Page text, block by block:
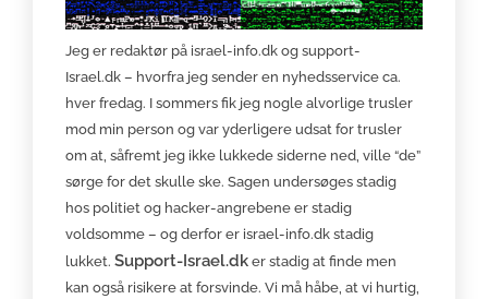
Jeg er redaktør på israel-info.dk og support-
Israel.dk – hvorfra jeg sender en nyhedsservice ca.
hver fredag. I sommers fik jeg nogle alvorlige trusler
mod min person og var yderligere udsat for trusler
om at, såfremt jeg ikke lukkede siderne ned, ville “de”
sørge for det skulle ske. Sagen undersøges stadig
hos politiet og hacker-angrebene er stadig
voldsomme – og derfor er israel-info.dk stadig
lukket. Support-Israel.dk er stadig at finde men
kan også risikere at forsvinde. Vi må håbe, at vi hurtig,